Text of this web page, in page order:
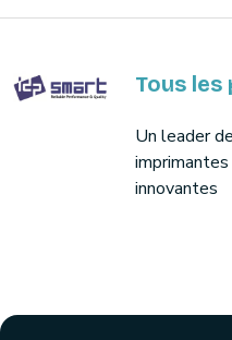
Tous les
Un leader
innovantes